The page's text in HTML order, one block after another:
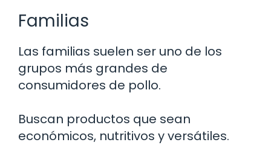
Familias
Las familias suelen ser uno de los
grupos más grandes de
consumidores de pollo.
Buscan productos que sean
económicos, nutritivos y versátiles.